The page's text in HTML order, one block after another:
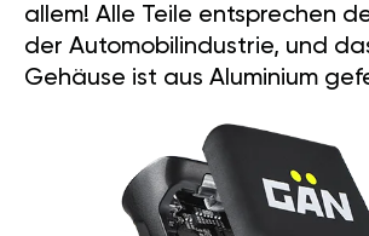
allem! Alle Teile entsprechen
der Automobilindustrie, und
Gehäuse ist aus Aluminium